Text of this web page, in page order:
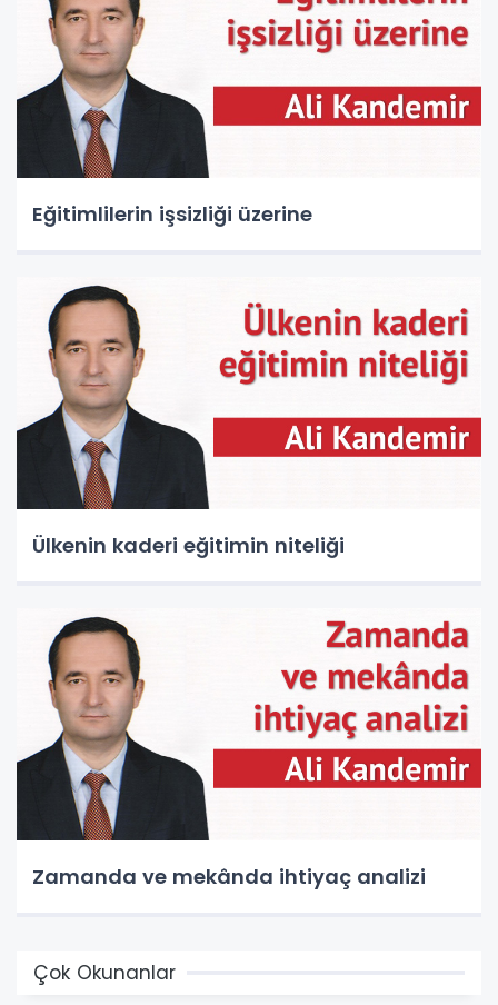
Eğitimlilerin işsizliği üzerine
Ülkenin kaderi eğitimin niteliği
Zamanda ve mekânda ihtiyaç analizi
Çok Okunanlar